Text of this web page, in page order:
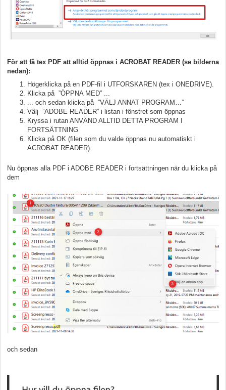
För att få tex PDF att alltid öppnas i ACROBAT READER (se bilderna
nedan):
Högerklicka på en PDF-fil i UTFORSKAREN (tex i ONEDRIVE).
Klicka på ”ÖPPNA MED” ...
... och sedan klicka på ”VÄLJ ANNAT PROGRAM…”
Välj ”ADOBE READER” i listan i fönstret som öppnas
Kryssa i rutan ANVÄND ALLTID DETTA PROGRAM I
FORTSÄTTNING
Klicka på OK (filen som du valde öppnas nu automatiskt i
ACROBAT READER).
Nu öppnas alla PDF i ADOBE READER i fortsättningen när du klicka på
dem
och sedan